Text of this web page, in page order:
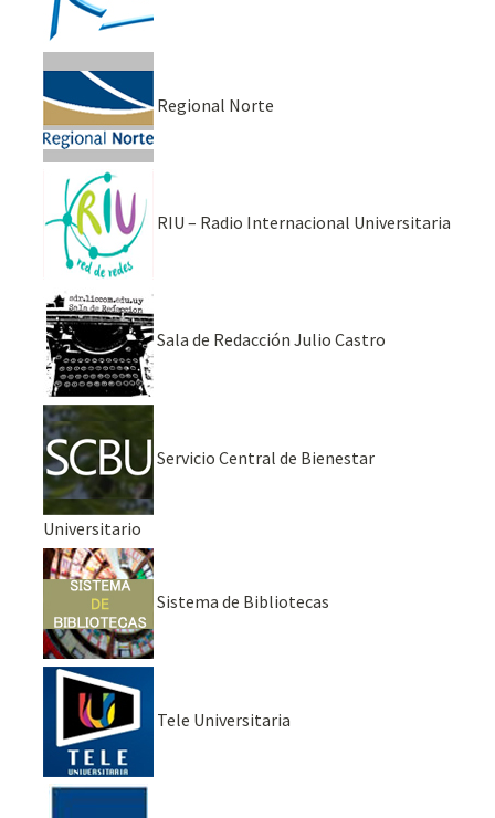
Regional Norte
RIU – Radio Internacional Universitaria
Sala de Redacción Julio Castro
Servicio Central de Bienestar
Universitario
Sistema de Bibliotecas
Tele Universitaria